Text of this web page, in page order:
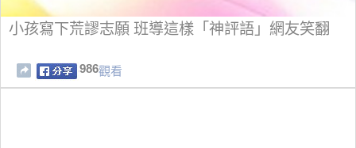
小孩寫下荒謬志願 班導這樣「神評語」網友笑翻
986觀看